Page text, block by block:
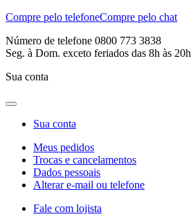
Compre pelo telefoneCompre pelo chat
Número de telefone 0800 773 3838
Seg. à Dom. exceto feriados das 8h às 20h
Sua conta
Sua conta
Meus pedidos
Trocas e cancelamentos
Dados pessoais
Alterar e-mail ou telefone
Fale com lojista